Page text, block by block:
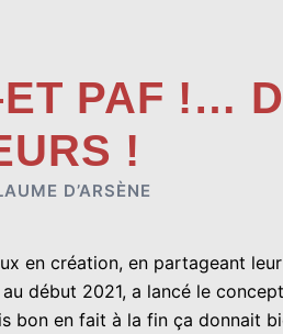
PAF !…
!
D’ARSÈNE
en création, en partageant
au début 2021, a lancé le concept
bon en fait à la fin ça donnait